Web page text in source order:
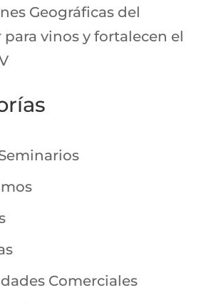
Geográficas del
para vinos y fortalecen el
Comerciales